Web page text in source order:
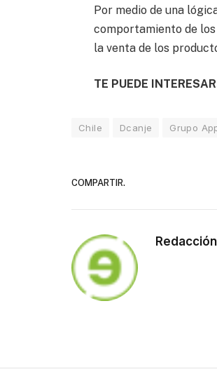
Por medio de una
comportamiento de
la venta de los
TE PUEDE
Chile Dcanje Grupo
COMPARTIR.
Redacción